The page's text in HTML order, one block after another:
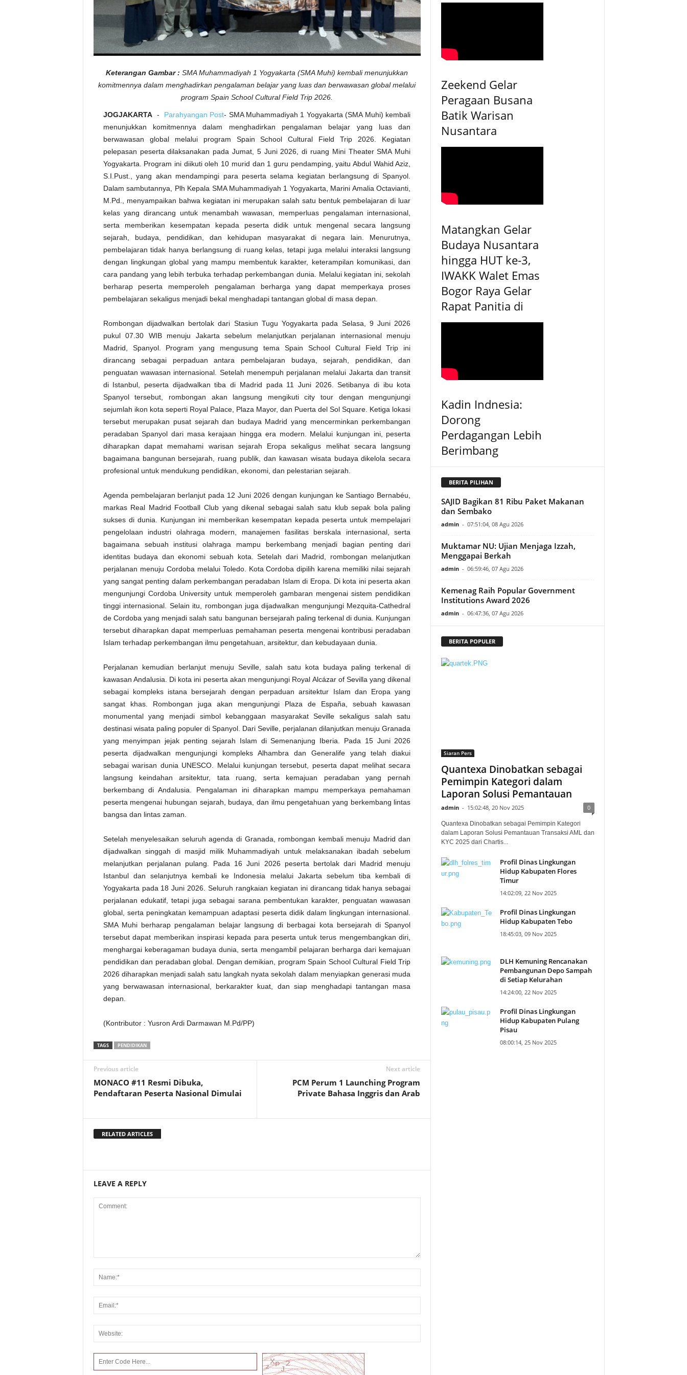
Keterangan Gambar : SMA Muhammadiyah 1 Yogyakarta (SMA Muhi) kembali menunjukkan
komitmennya dalam menghadirkan pengalaman belajar yang luas dan berwawasan global melalui
program Spain School Cultural Field Trip 2026.
JOGJAKARTA - Parahyangan Post- SMA Muhammadiyah 1 Yogyakarta (SMA Muhi) kembali
menunjukkan komitmennya dalam menghadirkan pengalaman belajar yang luas dan
berwawasan global melalui program Spain School Cultural Field Trip 2026. Kegiatan
pelepasan peserta dilaksanakan pada Jumat, 5 Juni 2026, di ruang Mini Theater SMA Muhi
Yogyakarta. Program ini diikuti oleh 10 murid dan 1 guru pendamping, yaitu Abdul Wahid Aziz,
S.I.Pust., yang akan mendampingi para peserta selama kegiatan berlangsung di Spanyol.
Dalam sambutannya, Plh Kepala SMA Muhammadiyah 1 Yogyakarta, Marini Amalia Octavianti,
M.Pd., menyampaikan bahwa kegiatan ini merupakan salah satu bentuk pembelajaran di luar
kelas yang dirancang untuk menambah wawasan, memperluas pengalaman internasional,
serta memberikan kesempatan kepada peserta didik untuk mengenal secara langsung
sejarah, budaya, pendidikan, dan kehidupan masyarakat di negara lain. Menurutnya,
pembelajaran tidak hanya berlangsung di ruang kelas, tetapi juga melalui interaksi langsung
dengan lingkungan global yang mampu membentuk karakter, keterampilan komunikasi, dan
cara pandang yang lebih terbuka terhadap perkembangan dunia. Melalui kegiatan ini, sekolah
berharap peserta memperoleh pengalaman berharga yang dapat memperkaya proses
pembelajaran sekaligus menjadi bekal menghadapi tantangan global di masa depan.
Rombongan dijadwalkan bertolak dari Stasiun Tugu Yogyakarta pada Selasa, 9 Juni 2026
pukul 07.30 WIB menuju Jakarta sebelum melanjutkan perjalanan internasional menuju
Madrid, Spanyol. Program yang mengusung tema Spain School Cultural Field Trip ini
dirancang sebagai perpaduan antara pembelajaran budaya, sejarah, pendidikan, dan
penguatan wawasan internasional. Setelah menempuh perjalanan melalui Jakarta dan transit
di Istanbul, peserta dijadwalkan tiba di Madrid pada 11 Juni 2026. Setibanya di ibu kota
Spanyol tersebut, rombongan akan langsung mengikuti city tour dengan mengunjungi
sejumlah ikon kota seperti Royal Palace, Plaza Mayor, dan Puerta del Sol Square. Ketiga lokasi
tersebut merupakan pusat sejarah dan budaya Madrid yang mencerminkan perkembangan
peradaban Spanyol dari masa kerajaan hingga era modern. Melalui kunjungan ini, peserta
diharapkan dapat memahami warisan sejarah Eropa sekaligus melihat secara langsung
bagaimana bangunan bersejarah, ruang publik, dan kawasan wisata budaya dikelola secara
profesional untuk mendukung pendidikan, ekonomi, dan pelestarian sejarah.
Agenda pembelajaran berlanjut pada 12 Juni 2026 dengan kunjungan ke Santiago Bernabéu,
markas Real Madrid Football Club yang dikenal sebagai salah satu klub sepak bola paling
sukses di dunia. Kunjungan ini memberikan kesempatan kepada peserta untuk mempelajari
pengelolaan industri olahraga modern, manajemen fasilitas berskala internasional, serta
bagaimana sebuah institusi olahraga mampu berkembang menjadi bagian penting dari
identitas budaya dan ekonomi sebuah kota. Setelah dari Madrid, rombongan melanjutkan
perjalanan menuju Cordoba melalui Toledo. Kota Cordoba dipilih karena memiliki nilai sejarah
yang sangat penting dalam perkembangan peradaban Islam di Eropa. Di kota ini peserta akan
mengunjungi Cordoba University untuk memperoleh gambaran mengenai sistem pendidikan
tinggi internasional. Selain itu, rombongan juga dijadwalkan mengunjungi Mezquita-Cathedral
de Cordoba yang menjadi salah satu bangunan bersejarah paling terkenal di dunia. Kunjungan
tersebut diharapkan dapat memperluas pemahaman peserta mengenai kontribusi peradaban
Islam terhadap perkembangan ilmu pengetahuan, arsitektur, dan kebudayaan dunia.
Perjalanan kemudian berlanjut menuju Seville, salah satu kota budaya paling terkenal di
kawasan Andalusia. Di kota ini peserta akan mengunjungi Royal Alcázar of Sevilla yang dikenal
sebagai kompleks istana bersejarah dengan perpaduan arsitektur Islam dan Eropa yang
sangat khas. Rombongan juga akan mengunjungi Plaza de España, sebuah kawasan
monumental yang menjadi simbol kebanggaan masyarakat Seville sekaligus salah satu
destinasi wisata paling populer di Spanyol. Dari Seville, perjalanan dilanjutkan menuju Granada
yang menyimpan jejak penting sejarah Islam di Semenanjung Iberia. Pada 15 Juni 2026
peserta dijadwalkan mengunjungi kompleks Alhambra dan Generalife yang telah diakui
sebagai warisan dunia UNESCO. Melalui kunjungan tersebut, peserta dapat melihat secara
langsung keindahan arsitektur, tata ruang, serta kemajuan peradaban yang pernah
berkembang di Andalusia. Pengalaman ini diharapkan mampu memperkaya pemahaman
peserta mengenai hubungan sejarah, budaya, dan ilmu pengetahuan yang berkembang lintas
bangsa dan lintas zaman.
Setelah menyelesaikan seluruh agenda di Granada, rombongan kembali menuju Madrid dan
dijadwalkan singgah di masjid milik Muhammadiyah untuk melaksanakan ibadah sebelum
melanjutkan perjalanan pulang. Pada 16 Juni 2026 peserta bertolak dari Madrid menuju
Istanbul dan selanjutnya kembali ke Indonesia melalui Jakarta sebelum tiba kembali di
Yogyakarta pada 18 Juni 2026. Seluruh rangkaian kegiatan ini dirancang tidak hanya sebagai
perjalanan edukatif, tetapi juga sebagai sarana pembentukan karakter, penguatan wawasan
global, serta peningkatan kemampuan adaptasi peserta didik dalam lingkungan internasional.
SMA Muhi berharap pengalaman belajar langsung di berbagai kota bersejarah di Spanyol
tersebut dapat memberikan inspirasi kepada para peserta untuk terus mengembangkan diri,
menghargai keberagaman budaya dunia, serta mengambil pelajaran berharga dari kemajuan
pendidikan dan peradaban global. Dengan demikian, program Spain School Cultural Field Trip
2026 diharapkan menjadi salah satu langkah nyata sekolah dalam menyiapkan generasi muda
yang berwawasan internasional, berkarakter kuat, dan siap menghadapi tantangan masa
depan.
(Kontributor : Yusron Ardi Darmawan M.Pd/PP)
TAGS PENDIDIKAN
Previous article
MONACO #11 Resmi Dibuka,
Pendaftaran Peserta Nasional Dimulai
Next article
PCM Perum 1 Launching Program
Private Bahasa Inggris dan Arab
RELATED ARTICLES
LEAVE A REPLY
Zeekend Gelar
Peragaan Busana
Batik Warisan
Nusantara
Matangkan Gelar
Budaya Nusantara
hingga HUT ke-3,
IWAKK Walet Emas
Bogor Raya Gelar
Rapat Panitia di
Kadin Indnesia:
Dorong
Perdagangan Lebih
Berimbang
BERITA PILIHAN
SAJID Bagikan 81 Ribu Paket Makanan
dan Sembako
admin - 07:51:04, 08 Agu 2026
Muktamar NU: Ujian Menjaga Izzah,
Menggapai Berkah
admin - 06:59:46, 07 Agu 2026
Kemenag Raih Popular Government
Institutions Award 2026
admin - 06:47:36, 07 Agu 2026
BERITA POPULER
Siaran Pers
Quantexa Dinobatkan sebagai
Pemimpin Kategori dalam
Laporan Solusi Pemantauan
admin - 15:02:48, 20 Nov 2025 0
Quantexa Dinobatkan sebagai Pemimpin Kategori
dalam Laporan Solusi Pemantauan Transaksi AML dan
KYC 2025 dari Chartis...
Profil Dinas Lingkungan
Hidup Kabupaten Flores
Timur
14:02:09, 22 Nov 2025
Profil Dinas Lingkungan
Hidup Kabupaten Tebo
18:45:03, 09 Nov 2025
DLH Kemuning Rencanakan
Pembangunan Depo Sampah
di Setiap Kelurahan
14:24:00, 22 Nov 2025
Profil Dinas Lingkungan
Hidup Kabupaten Pulang
Pisau
08:00:14, 25 Nov 2025